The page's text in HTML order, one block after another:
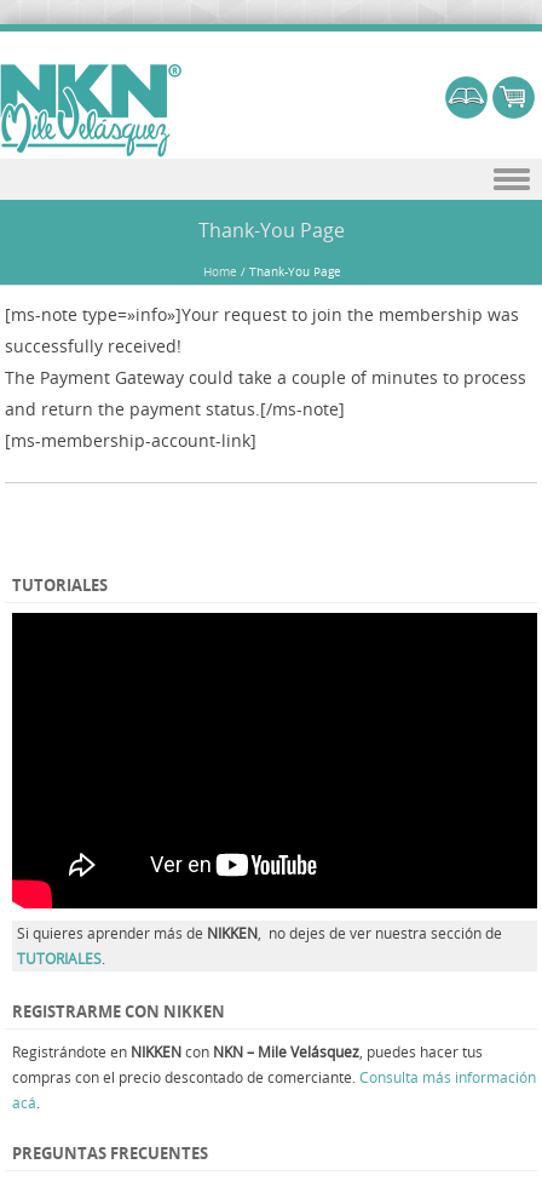
Thank-You Page
Home / Thank-You Page
[ms-note type=»info»]Your request to join the membership was
successfully received!
The Payment Gateway could take a couple of minutes to process
and return the payment status.[/ms-note]
[ms-membership-account-link]
TUTORIALES
Si quieres aprender más de NIKKEN , no dejes de ver nuestra sección de
TUTORIALES
REGISTRARME CON NIKKEN
Registrándote en NIKKENcon NKN – Mile Velásquez , puedes hacer tus
compras con el precio descontado de comerciante. Consulta más información
acá
PREGUNTAS FRECUENTES